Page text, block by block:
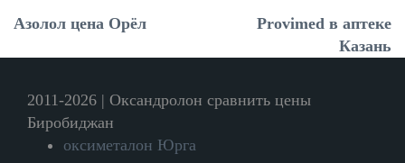
Азолол цена Орёл
Provimed в аптеке
Казань
2011-2026 | Оксандролон сравнить цены
Биробиджан
оксиметалон Юрга